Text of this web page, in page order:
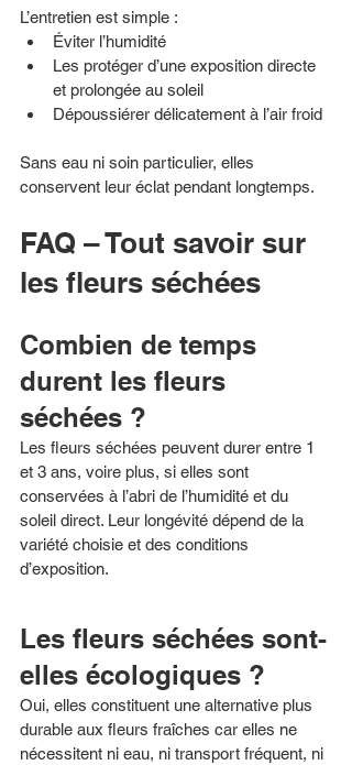
L’entretien est simple :
Éviter l’humidité
Les protéger d’une exposition directe
et prolongée au soleil
Dépoussiérer délicatement à l’air froid
Sans eau ni soin particulier, elles
conservent leur éclat pendant longtemps.
FAQ – Tout savoir sur
les fleurs séchées
Combien de temps
durent les fleurs
séchées ?
Les fleurs séchées peuvent durer entre 1
et 3 ans, voire plus, si elles sont
conservées à l’abri de l’humidité et du
soleil direct. Leur longévité dépend de la
variété choisie et des conditions
d’exposition.
Les fleurs séchées sont-
elles écologiques ?
Oui, elles constituent une alternative plus
durable aux fleurs fraîches car elles ne
nécessitent ni eau, ni transport fréquent, ni